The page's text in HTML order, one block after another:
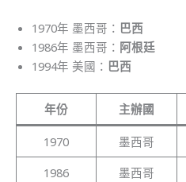
1970年 墨西哥： 巴西
1986年 墨西哥： 阿根廷
1994年 美國： 巴西
年份 主辦國
1970 墨西哥
1986
墨西哥